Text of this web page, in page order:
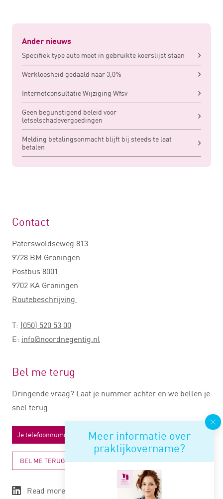
Ander nieuws
Specifiek type auto moet in gebruikte koerslijst staan
Werkloosheid gedaald naar 3,0%
Internetconsultatie Wijziging Wfsv
Geen begunstigend beleid voor
letselschadevergoedingen
Melding betalingsonmacht blijft bij steeds te laat
betalen
Meer informatie over
praktijkovername?
Contact
Paterswoldseweg 813
9728 BM Groningen
Postbus 8001
9702 KA Groningen
Routebeschrijving
T: (050) 520 53 00
E: info@noordnegentig.nl
Bel me terug
Dringende vraag? Laat je nummer achter en we bellen je
snel terug.
BEL ME TERUG
Read more